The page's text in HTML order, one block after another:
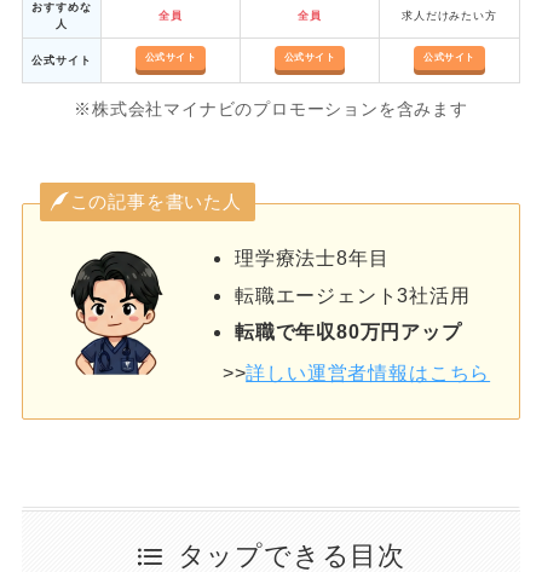
おすすめな
人
全員 全員 求人だけみたい方
公式サイト 公式サイト 公式サイト 公式サイト
※株式会社マイナビのプロモーションを含みます
この記事を書いた人
理学療法士8年目
転職エージェント3社活用
転職で年収80万円アップ
>>詳しい運営者情報はこちら
タップできる目次